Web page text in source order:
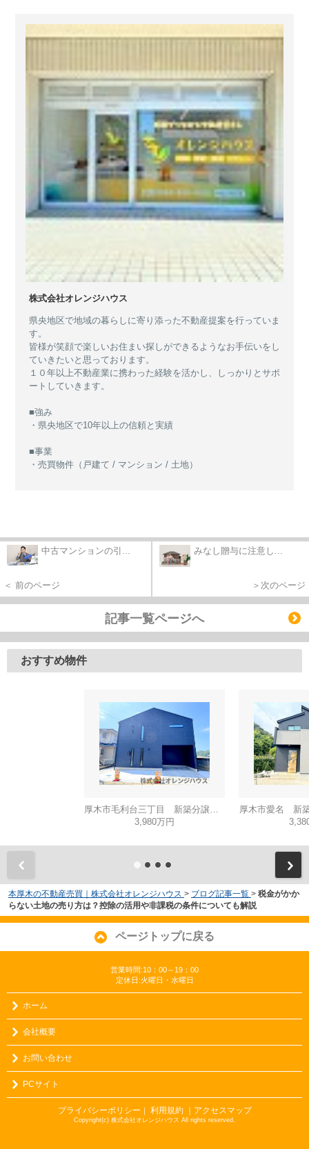
株式会社オレンジハウス
県央地区で地域の暮らしに寄り添った不動産提案を行っていま
す。
皆様が笑顔で楽しいお住まい探しができるようなお手伝いをし
ていきたいと思っております。
１０年以上不動産業に携わった経験を活かし、しっかりとサポ
ートしていきます。
■強み
・県央地区で10年以上の信頼と実績
■事業
・売買物件（戸建て / マンション / 土地）
中古マンションの引...
＜ 前のページ
みなし贈与に注意し...
＞次のページ
記事一覧ページへ
おすすめ物件
厚木市毛利台三丁目 新築分譲住宅 全1棟
3,980万円
厚木市愛名 新
本厚木の不動産売買｜株式会社オレンジハウス > ブログ記事一覧 > 税金がかか
らない土地の売り方は？控除の活用や非課税の条件についても解説
ページトップに戻る
営業時間:10：00～19：00
定休日:火曜日・水曜日
ホーム
会社概要
お問い合わせ
PCサイト
プライバシーポリシー 利用規約 ｜アクセスマップ
Copyright(c) 株式会社オレンジハウス All rights reserved.